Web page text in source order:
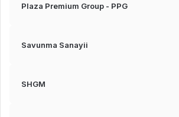
Plaza Premium Group - PPG
Savunma Sanayii
SHGM